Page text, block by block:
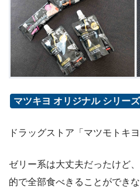
マツキヨ オリジナル シリーズ
ドラッグストア「マツモトキ
ゼリー系は大丈夫だったけど
的で全部食べきることができ